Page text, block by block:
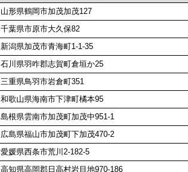
山形県鶴岡市加茂加茂127
千葉県市原市大久保82
新潟県加茂市青海町1-1-35
石川県羽咋郡志賀町倉垣か25
三重県鳥羽市岩倉町351
和歌山県海南市下津町橘本95
島根県雲南市加茂町加茂中951-1
広島県福山市加茂町下加茂470-2
愛媛県西条市荒川2-182-5
高知県高岡郡日高村岩目地970-186